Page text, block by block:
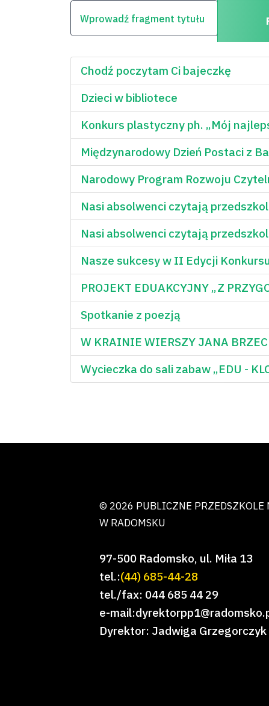
Chodź poczytam Ci bajeczkę
Dzieci w bibliotece
Konkurs plastyczny ph. „Mój
Międzynarodowy Dzień Postaci z
Narodowy Program Rozwoju
Nasi absolwenci czytają
Nasi absolwenci czytają
Nasze sukcesy w II Edycji
PROJEKT EDUAKCYJNY „Z
Spotkanie z poezją
W KRAINIE WIERSZY JANA
Wycieczka do sali zabaw „EDU -
© 2026 PUBLICZNE PRZEDSZKOLE
W RADOMSKU
97-500 Radomsko, ul. Miła 13
tel.:(44) 685-44-28
tel./fax: 044 685 44 29
e-
Dyrektor: Jadwiga Grzegorczyk